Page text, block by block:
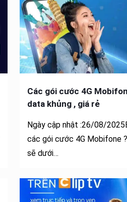
Các gói cước 4G
data khủng , giá rẻ
Ngày cập nhật :26/08/
các gói cước 4G Mobifone
sẽ dưới…